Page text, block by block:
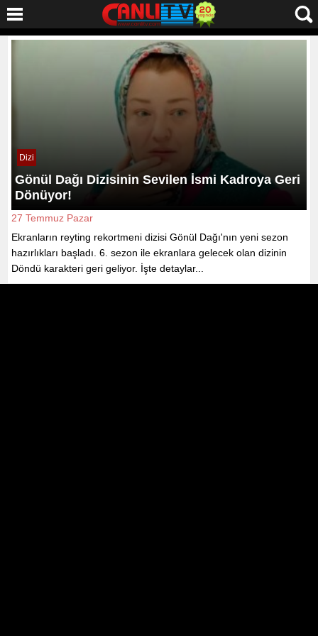
Dizi
Gönül Dağı Dizisinin Sevilen İsmi Kadroya Geri
Dönüyor!
27 Temmuz Pazar
Ekranların reyting rekortmeni dizisi Gönül Dağı'nın yeni sezon
hazırlıkları başladı. 6. sezon ile ekranlara gelecek olan dizinin
Döndü karakteri geri geliyor. İşte detaylar...